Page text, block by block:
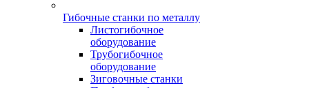
Гибочные станки по металлу
Листогибочное
оборудование
Трубогибочное
оборудование
Зиговочные станки